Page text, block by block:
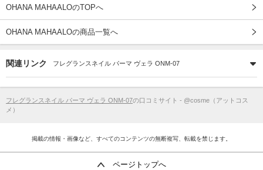
OHANA MAHAALOのTOPへ
OHANA MAHAALOの商品一覧へ
関連リンク フレグランスネイル パーマ ヴェラ ONM-07
フレグランスネイル パーマ ヴェラ ONM-07の口コミサイト - @cosme（アットコス
メ）
掲載の情報・画像など、すべてのコンテンツの無断複写、転載を禁じます。
ページトップへ